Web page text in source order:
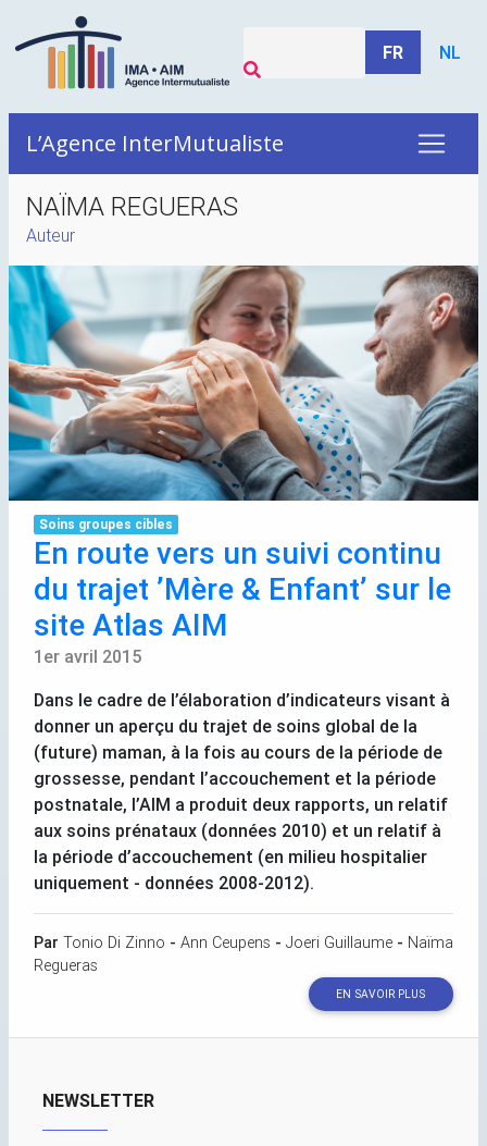
FR NL
L’Agence InterMutualiste
NAÏMA REGUERAS
Auteur
Soins groupes cibles
En route vers un suivi continu
du trajet ’Mère & Enfant’ sur le
site Atlas AIM
1er avril 2015
Dans le cadre de l’élaboration d’indicateurs visant à
donner un aperçu du trajet de soins global de la
(future) maman, à la fois au cours de la période de
grossesse, pendant l’accouchement et la période
postnatale, l’AIM a produit deux rapports, un relatif
aux soins prénataux (données 2010) et un relatif à
la période d’accouchement (en milieu hospitalier
uniquement - données 2008-2012).
Par Tonio Di Zinno - Ann Ceupens - Joeri Guillaume - Naïma
Regueras
EN SAVOIR PLUS
NEWSLETTER